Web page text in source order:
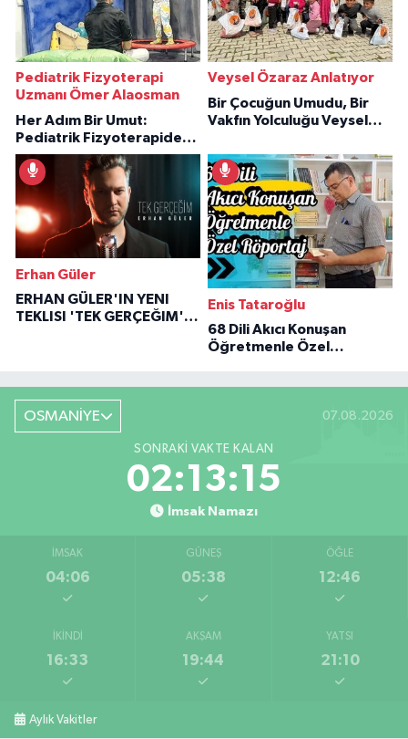
Pediatrik Fizyoterapi
Uzmanı Ömer Alaosman
Her Adım Bir Umut:
Pediatrik Fizyoterapiden
İlham Veren Hikâyeler
Veysel Özaraz Anlatıyor
Bir Çocuğun Umudu, Bir
Vakfın Yolculuğu Veysel
Erhan Güler
ERHAN GÜLER'IN YENI
TEKLISI 'TEK GERÇEĞIM'LE
Enis Tataroğlu
68 Dili Akıcı Konuşan
Öğretmenle Özel
OSMANİYE 07.08.2026
SONRAKI VAKTE KALAN
02:13:15
İmsak Namazı
İMSAK
04:06
GÜNEŞ
05:38
ÖĞLE
12:46
İKINDI
16:33
AKŞAM
19:44
YATSI
21:10
Aylık Vakitler